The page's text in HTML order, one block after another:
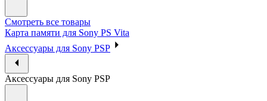
Смотреть все товары
Карта памяти для Sony PS Vita
Аксессуары для Sony PSP
Аксессуары для Sony PSP